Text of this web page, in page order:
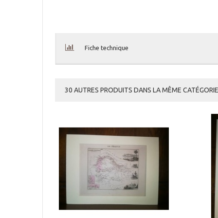
Fiche technique
30 AUTRES PRODUITS DANS LA MÊME